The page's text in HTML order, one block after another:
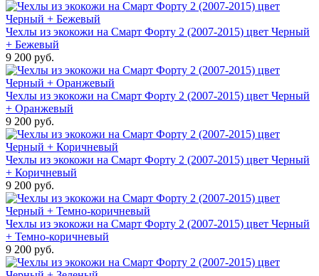
Чехлы из экокожи на Смарт Форту 2 (2007-2015) цвет Черный
+ Бежевый
9 200 руб.
Чехлы из экокожи на Смарт Форту 2 (2007-2015) цвет Черный
+ Оранжевый
9 200 руб.
Чехлы из экокожи на Смарт Форту 2 (2007-2015) цвет Черный
+ Коричневый
9 200 руб.
Чехлы из экокожи на Смарт Форту 2 (2007-2015) цвет Черный
+ Темно-коричневый
9 200 руб.